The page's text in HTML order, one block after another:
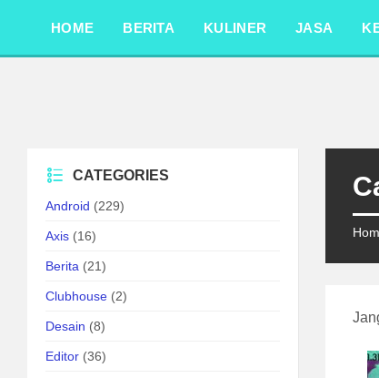
sidebar
HOME BERITA KULINER JASA
CATEGORIES
Android (229)
Axis (16)
Berita (21)
Clubhouse (2)
Desain (8)
Editor (36)